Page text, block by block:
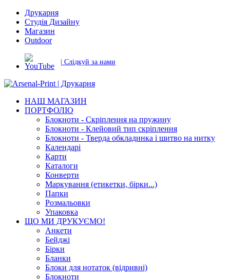
Друкарня
Студія Дизайну
Магазин
Outdoor
| Слідкуй за нами
НАШ МАГАЗИН
ПОРТФОЛІО
Блокноти - Скріплення на пружину
Блокноти - Клейовий тип скріплення
Блокноти - Тверда обкладинка і шитво на нитку
Календарі
Карти
Каталоги
Конверти
Маркування (етикетки, бірки...)
Папки
Розмальовки
Упаковка
ЩО МИ ДРУКУЄМО!
Анкети
Бейджі
Бірки
Бланки
Блоки для нотаток (відривні)
Блокноти